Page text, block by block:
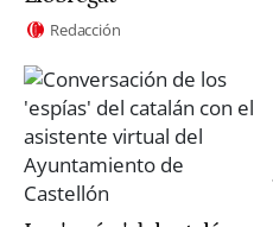
Redacción